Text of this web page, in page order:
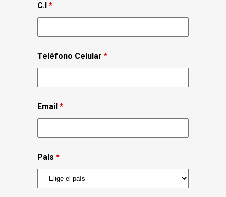
C.I *
Teléfono Celular *
Email *
País *